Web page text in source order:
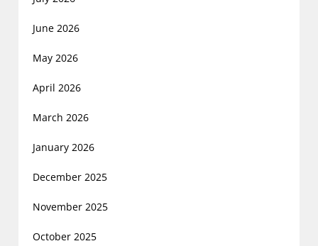
June 2026
May 2026
April 2026
March 2026
January 2026
December 2025
November 2025
October 2025